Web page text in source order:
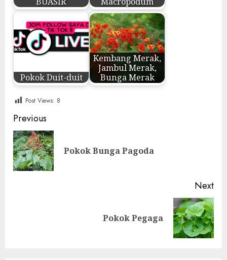
Pokok Duit-duit
Kembang Merak,
Jambul Merak,
Bunga Merak
Post Views: 8
Post
navigation
Previous
Pokok Bunga Pagoda
Next
Pokok Pegaga